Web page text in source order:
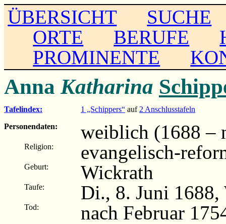
ÜBERSICHT
SUCHE
ORTE
BERUFE
PROMINENTE
Anna Katharina
Tafelindex: 1 „Schippers“ auf 2 Anschlusstafeln
Personendaten:
weiblich (1688 –
Religion: evangelisch-
Geburt: Wickrath
Taufe: Di., 8. Juni 1688,
Tod: nach Februar